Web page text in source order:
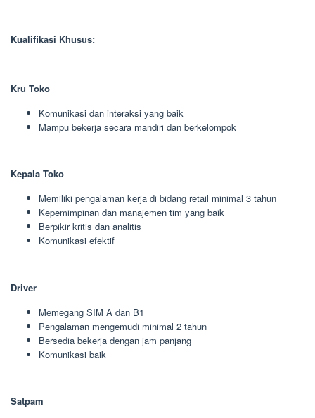
Kualifikasi Khusus:
Kru Toko
Komunikasi dan interaksi yang baik
Mampu bekerja secara mandiri dan berkelompok
Kepala Toko
Memiliki pengalaman kerja di bidang retail minimal 3 tahun
Kepemimpinan dan manajemen tim yang baik
Berpikir kritis dan analitis
Komunikasi efektif
Driver
Memegang SIM A dan B1
Pengalaman mengemudi minimal 2 tahun
Bersedia bekerja dengan jam panjang
Komunikasi baik
Satpam